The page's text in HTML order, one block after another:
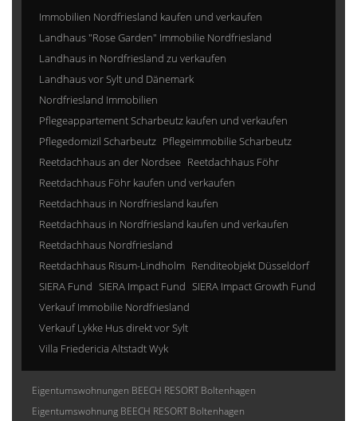
Immobilien Nordfriesland kaufen und verkaufen
Landhaus "Rose Garden" Immobilie Nordfriesland
Landhaus in Nordfriesland zu verkaufen
Landhaus vor Sylt und Dänemark
Nordfriesland Immobilien
Pflegeappartement Scharbeutz kaufen und verkaufen
Pflegedomizil Scharbeutz Pflegeimmobilie Scharbeutz
Reetdachhaus an der Nordsee Reetdachhaus Föhr
Reetdachhaus Föhr kaufen und verkaufen
Reetdachhaus in Nordfriesland kaufen
Reetdachhaus in Nordfriesland kaufen und verkaufen
Reetdachhaus Nordfriesland
Reetdachhaus Risum-Lindholm Renditeobjekt Düsseldorf
SIERA Fund SIERA Impact Fund SIERA Impact Growth Fund
Verkauf Immobilie Nordfriesland
Verkauf Lykke Hus direkt vor Sylt
Villa Friedericia Altstadt Wyk
Eigentumswohnungen BEECH RESORT Boltenhagen
Eigentumswohnung BEECH RESORT Boltenhagen